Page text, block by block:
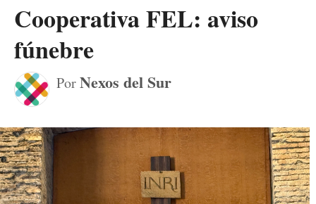
Cooperativa FEL: aviso
fúnebre
PorNexos del Sur